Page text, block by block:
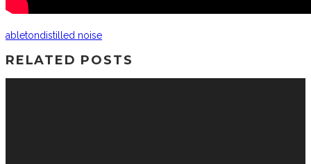
abletondistilled noise
RELATED POSTS